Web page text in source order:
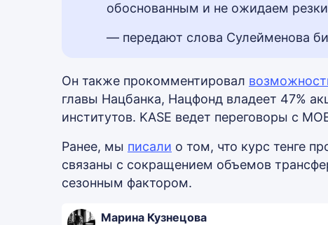
обоснованным и не ожидаем
— передают слова Сулейменова
Он также прокомментировал
главы Нацбанка, Нацфонд владеет 47%
институтов. KASE ведет переговоры с
Ранее, мы писали о том, что курс тенге
связаны с сокращением объемов
сезонным фактором.
Марина Кузнецова